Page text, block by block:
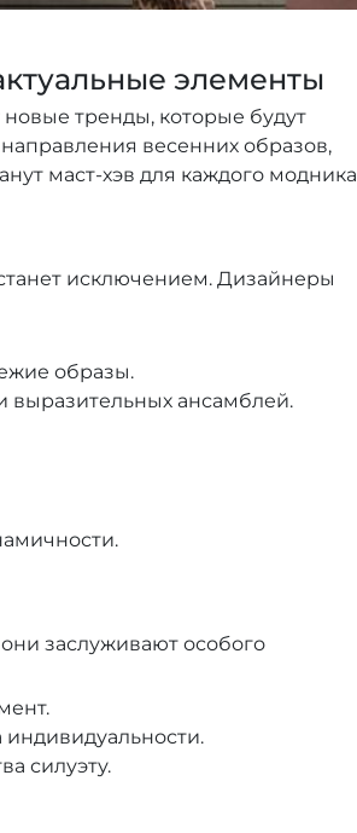
элементы
тренды, которые будут
весенних образов,
маст-хэв для каждого модника
исключением. Дизайнеры
образы.
выразительных ансамблей.
заслуживают особого
силуэту.